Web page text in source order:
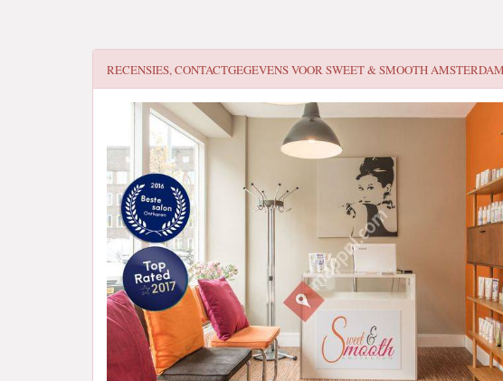
RECENSIES, CONTACTGEGEVENS VOORSWEET & SMOOTH AMSTERDAM